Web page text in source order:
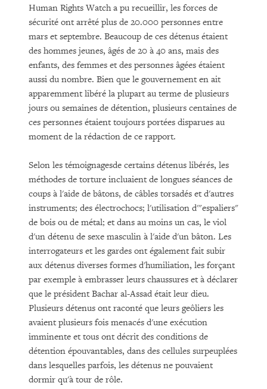
Human Rights Watch a pu recueillir, les forces de
sécurité ont arrêté plus de 20.000 personnes entre
mars et septembre. Beaucoup de ces détenus étaient
des hommes jeunes, âgés de 20 à 40 ans, mais des
enfants, des femmes et des personnes âgées étaient
aussi du nombre. Bien que le gouvernement en ait
apparemment libéré la plupart au terme de plusieurs
jours ou semaines de détention, plusieurs centaines de
ces personnes étaient toujours portées disparues au
moment de la rédaction de ce rapport.
Selon les témoignagesde certains détenus libérés, les
méthodes de torture incluaient de longues séances de
coups à l'aide de bâtons, de câbles torsadés et d'autres
instruments; des électrochocs; l'utilisation d'"espaliers"
de bois ou de métal; et dans au moins un cas, le viol
d'un détenu de sexe masculin à l'aide d'un bâton. Les
interrogateurs et les gardes ont également fait subir
aux détenus diverses formes d'humiliation, les forçant
par exemple à embrasser leurs chaussures et à déclarer
que le président Bachar al-Assad était leur dieu.
Plusieurs détenus ont raconté que leurs geôliers les
avaient plusieurs fois menacés d'une exécution
imminente et tous ont décrit des conditions de
détention épouvantables, dans des cellules surpeuplées
dans lesquelles parfois, les détenus ne pouvaient
dormir qu'à tour de rôle.